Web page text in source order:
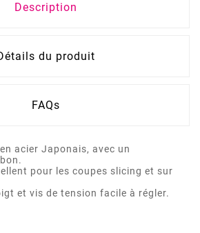
Description
du produit
FAQs
acier Japonais, avec un
pour les coupes slicing et sur
et vis de tension facile à régler.